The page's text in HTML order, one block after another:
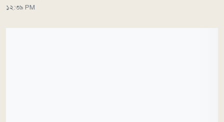
১২:৩৯ PM